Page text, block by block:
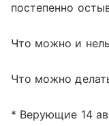
постепенно
Что можно и
Что можно
* Верующие 14